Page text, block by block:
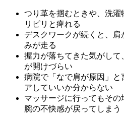
つり革を掴むときや、洗
リピリと痺れる
デスクワークが続くと、
みが走る
握力が落ちてきた気がし
が開けづらい
病院で「なで肩が原因」
アしていいか分からない
マッサージに行ってもそ
腕の不快感が戻ってしまう